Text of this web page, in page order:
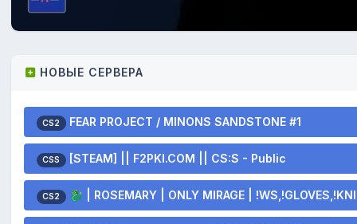
НОВЫЕ СЕРВЕРА
CS2 FEAR PROJECT / MINONS SANDSTONE #1
CSS [STEAM] || F2PKI.COM || CS:S - Public
CS2 🐉 | ROSEMARY | ONLY MIRAGE |